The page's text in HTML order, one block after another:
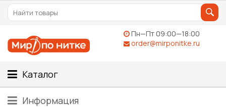
Пн—Пт 09:00—18:00
order@mirponitke.ru
Каталог
Информация